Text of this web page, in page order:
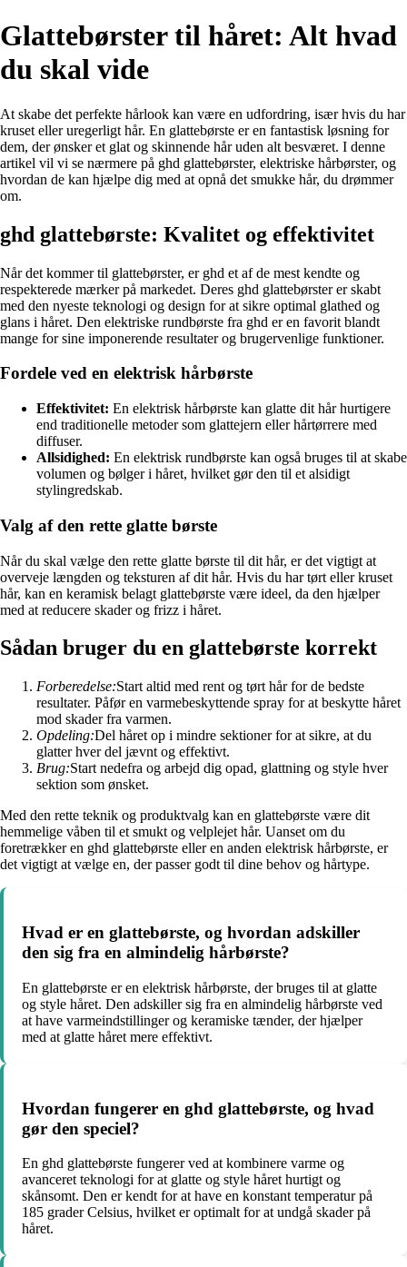
Glattebørster til håret: Alt hvad
du skal vide
At skabe det perfekte hårlook kan være en udfordring, især hvis du har
kruset eller uregerligt hår. En glattebørste er en fantastisk løsning for
dem, der ønsker et glat og skinnende hår uden alt besværet. I denne
artikel vil vi se nærmere på ghd glattebørster, elektriske hårbørster, og
hvordan de kan hjælpe dig med at opnå det smukke hår, du drømmer
om.
ghd glattebørste: Kvalitet og effektivitet
Når det kommer til glattebørster, er ghd et af de mest kendte og
respekterede mærker på markedet. Deres ghd glattebørster er skabt
med den nyeste teknologi og design for at sikre optimal glathed og
glans i håret. Den elektriske rundbørste fra ghd er en favorit blandt
mange for sine imponerende resultater og brugervenlige funktioner.
Fordele ved en elektrisk hårbørste
Effektivitet: En elektrisk hårbørste kan glatte dit hår hurtigere
end traditionelle metoder som glattejern eller hårtørrere med
diffuser.
Allsidighed: En elektrisk rundbørste kan også bruges til at skabe
volumen og bølger i håret, hvilket gør den til et alsidigt
stylingredskab.
Valg af den rette glatte børste
Når du skal vælge den rette glatte børste til dit hår, er det vigtigt at
overveje længden og teksturen af dit hår. Hvis du har tørt eller kruset
hår, kan en keramisk belagt glattebørste være ideel, da den hjælper
med at reducere skader og frizz i håret.
Sådan bruger du en glattebørste korrekt
Forberedelse:Start altid med rent og tørt hår for de bedste
resultater. Påfør en varmebeskyttende spray for at beskytte håret
mod skader fra varmen.
Opdeling:Del håret op i mindre sektioner for at sikre, at du
glatter hver del jævnt og effektivt.
Brug:Start nedefra og arbejd dig opad, glattning og style hver
sektion som ønsket.
Med den rette teknik og produktvalg kan en glattebørste være dit
hemmelige våben til et smukt og velplejet hår. Uanset om du
foretrækker en ghd glattebørste eller en anden elektrisk hårbørste, er
det vigtigt at vælge en, der passer godt til dine behov og hårtype.
Hvad er en glattebørste, og hvordan adskiller
den sig fra en almindelig hårbørste?
En glattebørste er en elektrisk hårbørste, der bruges til at glatte
og style håret. Den adskiller sig fra en almindelig hårbørste ved
at have varmeindstillinger og keramiske tænder, der hjælper
med at glatte håret mere effektivt.
Hvordan fungerer en ghd glattebørste, og hvad
gør den speciel?
En ghd glattebørste fungerer ved at kombinere varme og
avanceret teknologi for at glatte og style håret hurtigt og
skånsomt. Den er kendt for at have en konstant temperatur på
185 grader Celsius, hvilket er optimalt for at undgå skader på
håret.